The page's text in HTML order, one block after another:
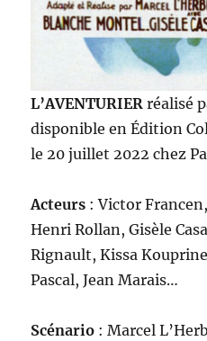
L’AVENTURIER réalisé
disponible en Édition
le 20 juillet 2022 chez
Acteurs : Victor
Henri Rollan, Gisèle
Rignault, Kissa
Pascal, Jean Marais…
Scénario : Marcel